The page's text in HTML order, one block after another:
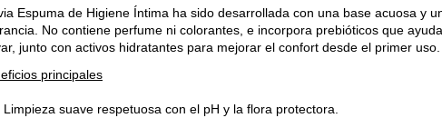
Espuma de Higiene Íntima ha sido desarrollada con una base acuosa y
No contiene perfume ni colorantes, e incorpora prebióticos que
junto con activos hidratantes para mejorar el confort desde el primer uso.
principales
Limpieza suave respetuosa con el pH y la flora protectora.